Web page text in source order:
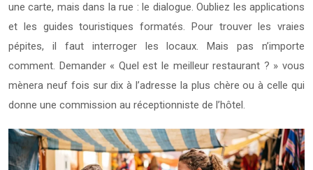
une carte, mais dans la rue : le dialogue. Oubliez les applications
et les guides touristiques formatés. Pour trouver les vraies
pépites, il faut interroger les locaux. Mais pas n’importe
comment. Demander « Quel est le meilleur restaurant ? » vous
mènera neuf fois sur dix à l’adresse la plus chère ou à celle qui
donne une commission au réceptionniste de l’hôtel.